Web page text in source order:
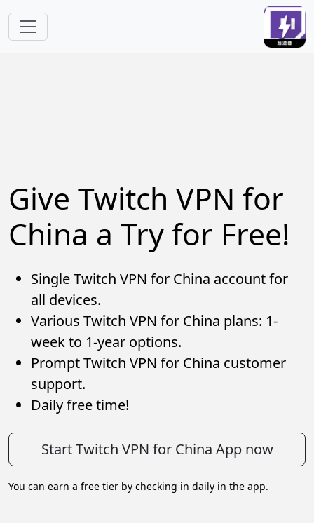
Give Twitch VPN for
China a Try for Free!
Single Twitch VPN for China account for
all devices.
Various Twitch VPN for China plans: 1-
week to 1-year options.
Prompt Twitch VPN for China customer
support.
Daily free time!
Start Twitch VPN for China App now
You can earn a free tier by checking in daily in the app.